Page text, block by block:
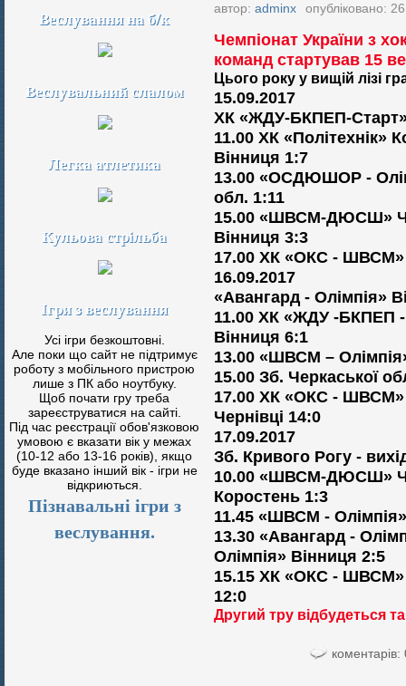
Веслування на б/к
Веслувальний слалом
Легка атлетика
Кульова стрільба
Ігри з веслування
Усі ігри безкоштовні.
Але поки що сайт не підтримує
роботу з мобільного пристрою
лише з ПК або ноутбуку.
Щоб почати гру треба
зареєструватися на сайті.
Під час реєстрації обов'язковою
умовою є вказати вік у межах
(10-12 або 13-16 років), якщо
буде вказано інший вік - ігри не
відкриються.
Пізнавальні ігри з
веслування.
автор: adminx опубліковано:
Чемпіонат України з
команд стартував 15
Цього року у вищій лізі
15.09.2017
ХК «ЖДУ-БКПЕП-Старт»
11.00 ХК «Політехнік»
Вінниця 1:7
13.00 «ОСДЮШОР -
обл. 1:11
15.00 «ШВСМ-ДЮСШ»
Вінниця 3:3
17.00 ХК «ОКС - ШВСМ»
16.09.2017
«Авангард - Олімпія»
11.00 ХК «ЖДУ -БКПЕП
Вінниця 6:1
13.00 «ШВСМ –
15.00 Зб. Черкаської
17.00 ХК «ОКС -
Чернівці 14:0
17.09.2017
Зб. Кривого Рогу -
10.00 «ШВСМ-ДЮСШ»
Коростень 1:3
11.45 «ШВСМ -
13.30 «Авангард -
Олімпія» Вінниця 2:5
15.15 ХК «ОКС -
12:0
Другий тру відбудеться
коментарів: